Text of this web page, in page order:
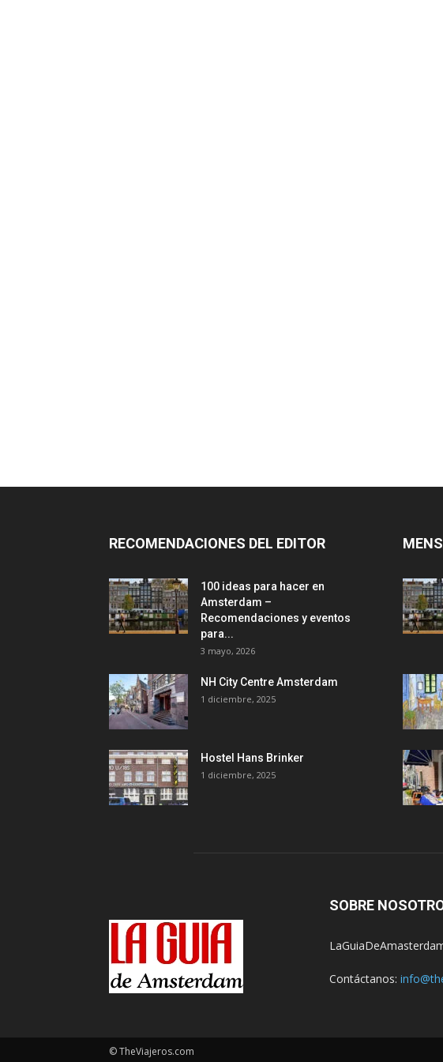
RECOMENDACIONES DEL EDITOR
100 ideas para hacer en
Amsterdam –
Recomendaciones y eventos
para...
3 mayo, 2026
NH City Centre Amsterdam
1 diciembre, 2025
Hostel Hans Brinker
1 diciembre, 2025
SOBRE
Contáctanos:
© TheViajeros.com